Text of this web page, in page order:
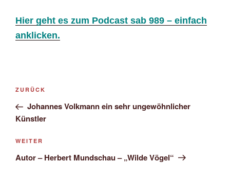
Hier geht es zum Podcast sab 989 – einfach
anklicken.
Beitragsnavigation
Vorheriger
Beitrag
ZURÜCK
Johannes Volkmann ein sehr ungewöhnlicher
Künstler
Nächster
Beitrag
WEITER
Autor – Herbert Mundschau – „Wilde Vögel“